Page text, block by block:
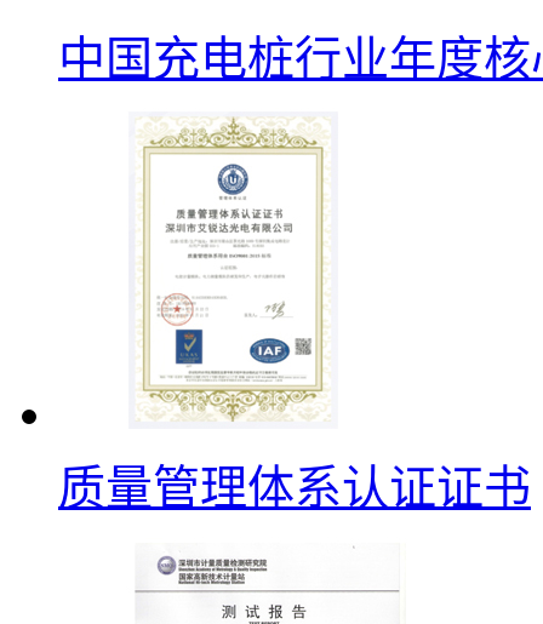
中国充电桩行业年度
质量管理体系认证证书